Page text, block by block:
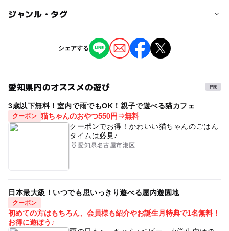
対象年齢
3歳･4歳･5歳･6歳(幼児) 小学生 中学生･高校生
応募方法
時間内自由参加
ジャンル・タグ
タグ
クラフト クラフト体験 アート&クラフト
たのしい工作 ワークショップ 工作教室
手作り 昆虫イベント
シェアする
愛知県内のオススメの遊び
3歳以下無料！室内で雨でもOK！親子で遊べる猫カフェ
クーポン 猫ちゃんのおやつ550円⇒無料
クーポンでお得！かわいい猫ちゃんのごはん
タイムは必見♪
愛知県名古屋市港区
日本最大級！いつでも思いっきり遊べる屋内遊園地
クーポン
初めての方はもちろん、会員様も紹介やお誕生月特典で1名無料！
お得に遊ぼう♪